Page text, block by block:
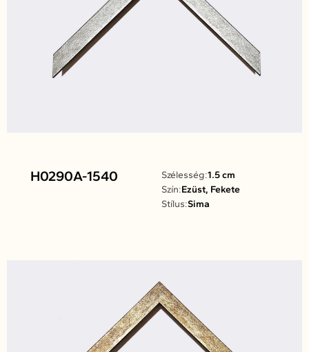
H0290A-1540 Szélesség:1.5 cm
Szín:Ezüst, Fekete
Stílus:Sima